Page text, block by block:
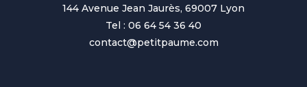
144 Avenue Jean Jaurès, 69007 Lyon
Tel : 06 64 54 36 40
contact@petitpaume.com